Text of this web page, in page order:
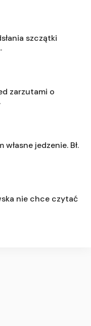
szczątki
zarzutami o
własne jedzenie. Bł.
nie chce czytać